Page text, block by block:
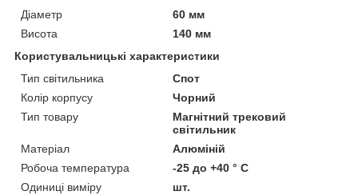
Діаметр
60 мм
Висота
140 мм
Користувальницькі характеристики
Тип світильника
Спот
Колір корпусу
Чорний
Тип товару
Магнітний трековий
світильник
Матеріал
Алюміній
Робоча температура
-25 до +40 ° С
Одиниці виміру
шт.